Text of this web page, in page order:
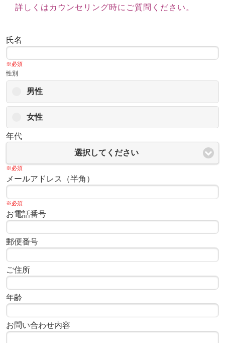
詳しくはカウンセリング時にご質問ください。
氏名
※必須
性別
男性
女性
年代
選択してください
※必須
メールアドレス（半角）
※必須
お電話番号
郵便番号
ご住所
年齢
お問い合わせ内容